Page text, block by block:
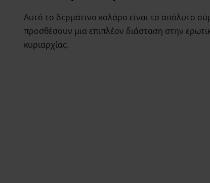
Αυτό το δερμάτινο κολάρο είναι το απόλυτο
προσθέσουν μια επιπλέον διάσταση στην
κυριαρχίας.